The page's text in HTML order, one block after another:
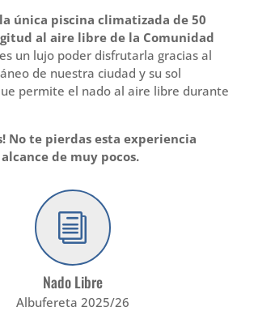
única piscina climatizada de 50
al aire libre de la Comunidad
un lujo poder disfrutarla gracias al
de nuestra ciudad y su sol
permite el nado al aire libre durante
No te pierdas esta experiencia
de muy pocos.
i
Nado Libre
Albufereta 2025/26